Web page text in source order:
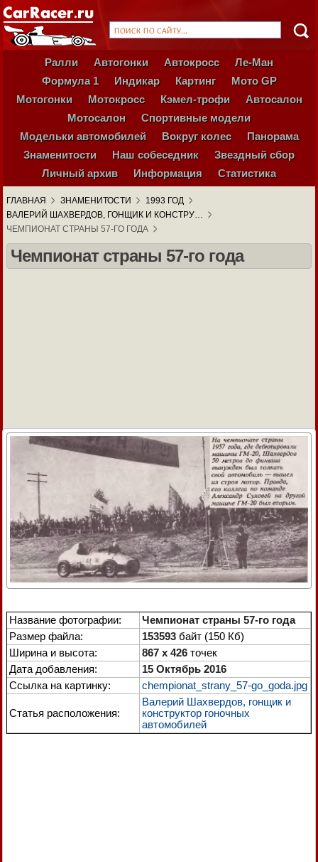
Ралли Автогонки Автокросс
Ле-Ман
Формула 1
Индикар Картинг
Мото GP
Мотогонки
Мотокросс Кэмел-трофи
Автосалон
Мотосалон
Спортивные модели
Модельки автомобилей
Вокруг колес
Панорама
Знаменитости
Наш собеседник
Звездный сбор
Личный архив
Информация Статистика
ГЛАВНАЯ ЗНАМЕНИТОСТИ
1993 ГОД
ВАЛЕРИЙ ШАХВЕРДОВ, ГОНЩИК И КОНСТРУ…
ЧЕМПИОНАТ СТРАНЫ 57-ГО ГОДА
Чемпионат страны 57-го года
Название фотографии:
Чемпионат страны 57-го года
Размер файла:
153593 байт (150 Кб)
Ширина и высота:
867 x 426 точек
Дата добавления:
15 Октябрь 2016
Ссылка на картинку:
chempionat_strany_57-go_goda.jpg
Статья расположения:
Валерий Шахвердов, гонщик и
конструктор гоночных
автомобилей